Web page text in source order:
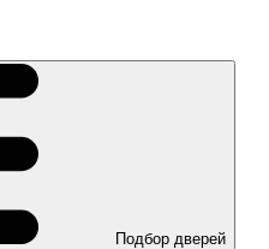
Подбор дверей